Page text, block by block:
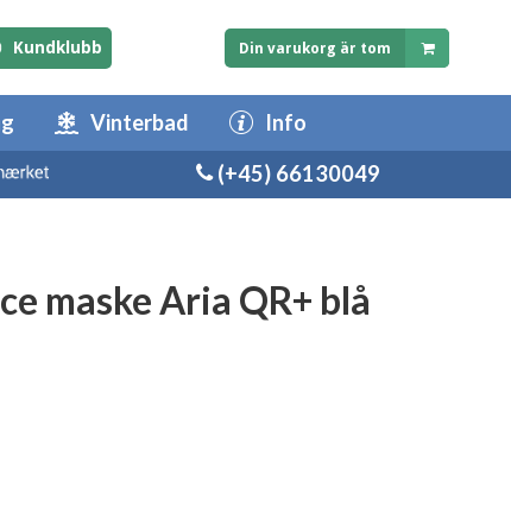
Kundklubb Din varukorg är tom
Vinterbad
Info
(+45) 66130049
maske Aria QR+ blå